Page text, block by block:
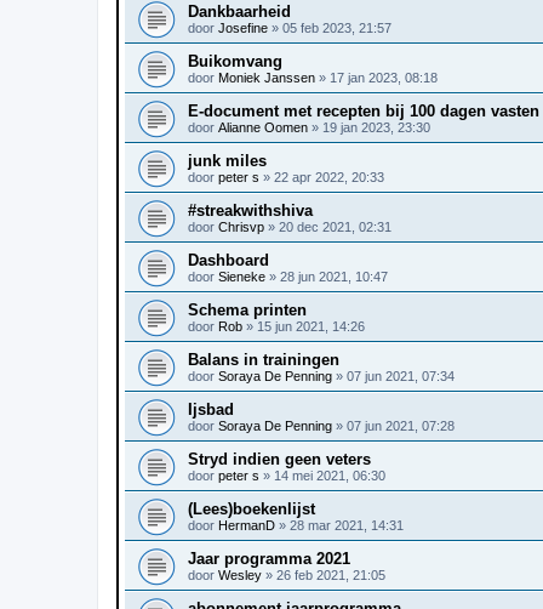
Dankbaarheid
door Josefine » 05 feb 2023, 21:57
Buikomvang
door Moniek Janssen » 17 jan 2023, 08:18
E-document met recepten bij 100 dagen vasten
door Alianne Oomen » 19 jan 2023, 23:30
junk miles
door peter s » 22 apr 2022, 20:33
#streakwithshiva
door Chrisvp » 20 dec 2021, 02:31
Dashboard
door Sieneke » 28 jun 2021, 10:47
Schema printen
door Rob » 15 jun 2021, 14:26
Balans in trainingen
door Soraya De Penning » 07 jun 2021, 07:34
Ijsbad
door Soraya De Penning » 07 jun 2021, 07:28
Stryd indien geen veters
door peter s » 14 mei 2021, 06:30
(Lees)boekenlijst
door HermanD » 28 mar 2021, 14:31
Jaar programma 2021
door Wesley » 26 feb 2021, 21:05